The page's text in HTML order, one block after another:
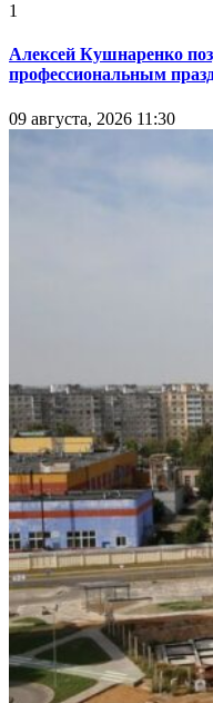
1
Алексей Кушнаренко
профессиональным
09 августа, 2026 11:30